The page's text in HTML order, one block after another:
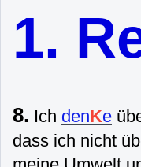
1.
8. Ich denKe
dass ich nicht